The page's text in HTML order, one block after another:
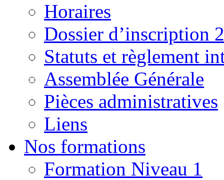
Horaires
Dossier d’inscription
Statuts et règlement
Assemblée Générale
Pièces administratives
Liens
Nos formations
Formation Niveau 1